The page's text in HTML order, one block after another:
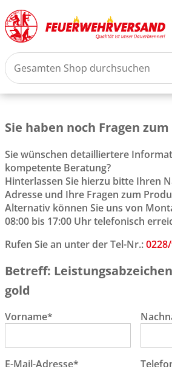
Sie haben noch Fragen
Sie wünschen detailliertere
kompetente Beratung?
Hinterlassen Sie hierzu bitte Ihren
Adresse und Ihre Fragen zum
Alternativ können Sie uns von
08:00 bis 17:00 Uhr telefonisch
Rufen Sie an unter der Tel-Nr.:
Betreff:
gold
Vorname*
E-Mail-Adresse*